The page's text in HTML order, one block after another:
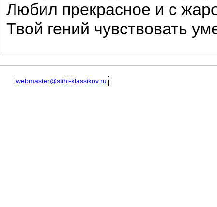
Любил прекрасное и с
Твой гений чувствовать
webmaster@stihi-klassikov.ru